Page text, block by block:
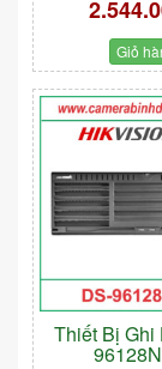
Giỏ
Thiết Bị Ghi